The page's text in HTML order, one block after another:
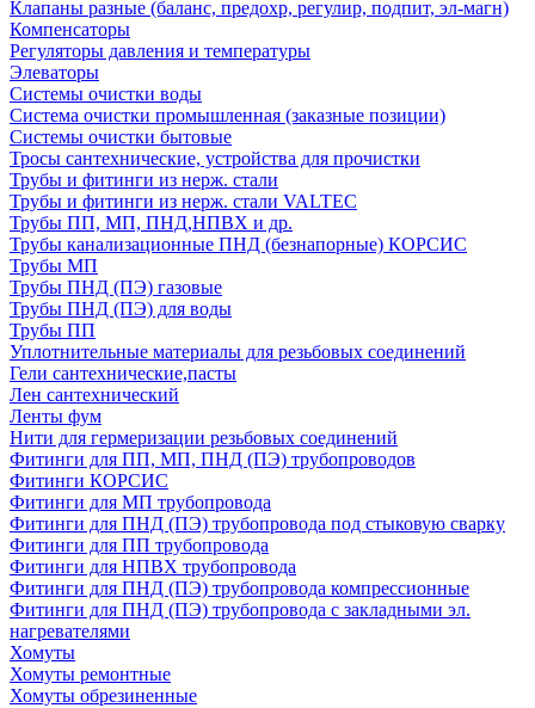
Клапаны разные (баланс, предохр, регулир, подпит, эл-магн)
Компенсаторы
Регуляторы давления и температуры
Элеваторы
Системы очистки воды
Система очистки промышленная (заказные позиции)
Системы очистки бытовые
Тросы сантехнические, устройства для прочистки
Трубы и фитинги из нерж. стали
Трубы и фитинги из нерж. стали VALTEC
Трубы ПП, МП, ПНД,НПВХ и др.
Трубы канализационные ПНД (безнапорные) КОРСИС
Трубы МП
Трубы ПНД (ПЭ) газовые
Трубы ПНД (ПЭ) для воды
Трубы ПП
Уплотнительные материалы для резьбовых соединений
Гели сантехнические,пасты
Лен сантехнический
Ленты фум
Нити для гермеризации резьбовых соединений
Фитинги для ПП, МП, ПНД (ПЭ) трубопроводов
Фитинги КОРСИС
Фитинги для МП трубопровода
Фитинги для ПНД (ПЭ) трубопровода под стыковую сварку
Фитинги для ПП трубопровода
Фитинги для НПВХ трубопровода
Фитинги для ПНД (ПЭ) трубопровода компрессионные
Фитинги для ПНД (ПЭ) трубопровода с закладными эл.
нагревателями
Хомуты
Хомуты ремонтные
Хомуты обрезиненные